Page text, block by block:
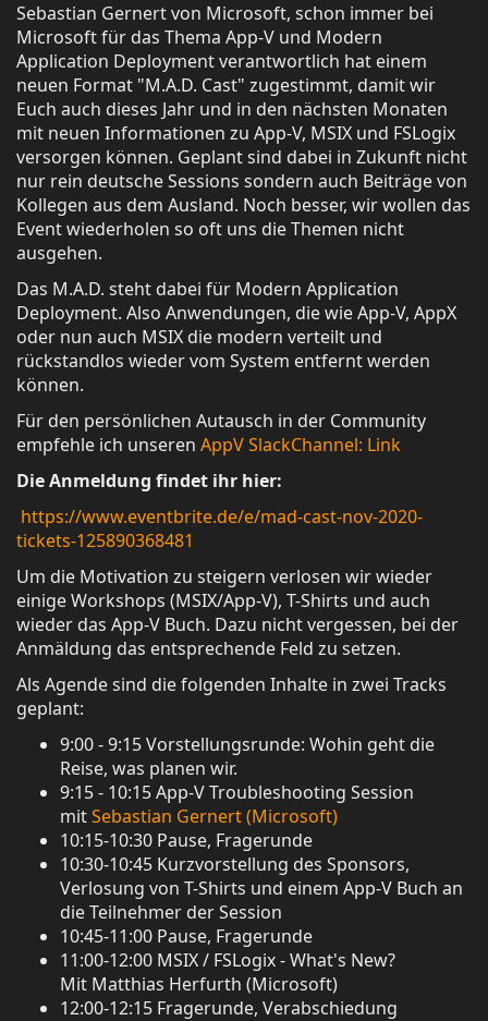
Sebastian Gernert von Microsoft, schon immer bei
Microsoft für das Thema App-V und Modern
Application Deployment verantwortlich hat einem
neuen Format "M.A.D. Cast" zugestimmt, damit wir
Euch auch dieses Jahr und in den nächsten Monaten
mit neuen Informationen zu App-V, MSIX und FSLogix
versorgen können. Geplant sind dabei in Zukunft nicht
nur rein deutsche Sessions sondern auch Beiträge von
Kollegen aus dem Ausland. Noch besser, wir wollen das
Event wiederholen so oft uns die Themen nicht
ausgehen.
Das M.A.D. steht dabei für Modern Application
Deployment. Also Anwendungen, die wie App-V, AppX
oder nun auch MSIX die modern verteilt und
rückstandlos wieder vom System entfernt werden
können.
Für den persönlichen Autausch in der Community
empfehle ich unseren AppV SlackChannel: Link
Die Anmeldung findet ihr hier:
https://www.eventbrite.de/e/mad-cast-nov-2020-
tickets-125890368481
Um die Motivation zu steigern verlosen wir wieder
einige Workshops (MSIX/App-V), T-Shirts und auch
wieder das App-V Buch. Dazu nicht vergessen, bei der
Anmäldung das entsprechende Feld zu setzen.
Als Agende sind die folgenden Inhalte in zwei Tracks
geplant:
9:00 - 9:15 Vorstellungsrunde: Wohin geht die
Reise, was planen wir.
9:15 - 10:15 App-V Troubleshooting Session
mitSebastian Gernert (Microsoft)
10:15-10:30 Pause, Fragerunde
10:30-10:45 Kurzvorstellung des Sponsors,
Verlosung von T-Shirts und einem App-V Buch an
die Teilnehmer der Session
10:45-11:00 Pause, Fragerunde
11:00-12:00 MSIX / FSLogix - What's New?
Mit Matthias Herfurth (Microsoft)
12:00-12:15 Fragerunde, Verabschiedung